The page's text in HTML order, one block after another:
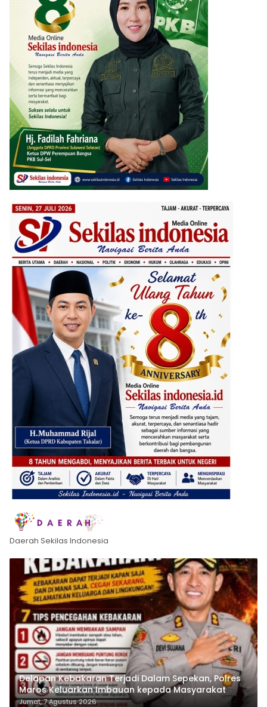
Daerah Sekilas Indonesia
Delapan Kebakaran Terjadi Dalam Sepekan, Polres
Maros Keluarkan Imbauan kepada Masyarakat
Jumat, 7 Agustus 2026